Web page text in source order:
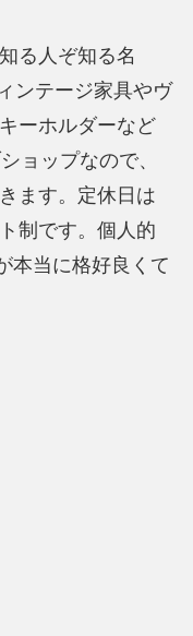
る人ぞ知る名
ンテージ家具やヴ
ーホルダーなど
ョップなので、
ます。定休日は
制です。個人的
本当に格好良くて